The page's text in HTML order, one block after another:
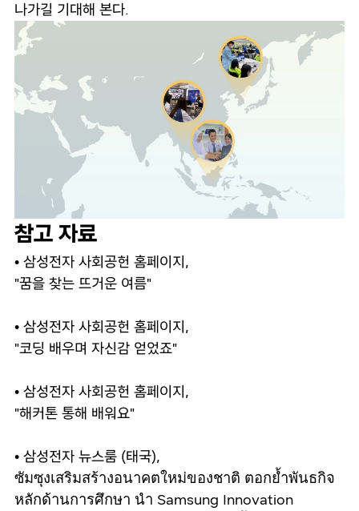
나가길 기대해 본다.
참고 자료
• 삼성전자 사회공헌 홈페이지,
"꿈을 찾는 뜨거운 여름"
• 삼성전자 사회공헌 홈페이지,
"코딩 배우며 자신감 얻었죠"
• 삼성전자 사회공헌 홈페이지,
"해커톤 통해 배워요"
• 삼성전자 뉴스룸 (태국),
ซัมซุงเสริมสร้างอนาคตใหม่ของชาติ ตอกย้ำพันธกิจ
หลักด้านการศึกษา นำ Samsung Innovation